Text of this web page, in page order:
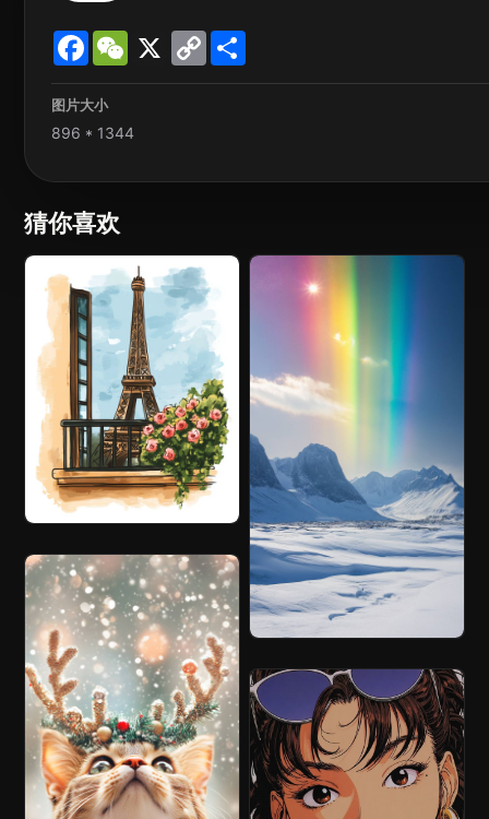
FacebookWeChat
X
Copy
Link
图片大小
896 * 1344
猜你喜欢